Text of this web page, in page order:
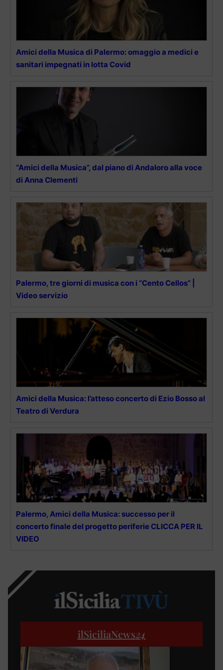
Amici della Musica di Palermo: omaggio a medici e
sanitari impegnati in lotta Covid
“Amici della Musica”, dal piano di Andaloro alla voce
di Anna Clementi
Palermo, tre giorni di musica con i “Cento Cellos” |
Video servizio
Amici della Musica: l’atteso concerto di Ezio Bosso al
Teatro di Verdura
Palermo, Amici della Musica: successo per il
concerto finale del progetto periferie CLICCA PER IL
VIDEO
ilSiciliaNews24